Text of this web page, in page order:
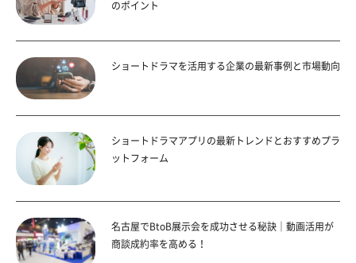
のポイント
ショートドラマを活用する企業の最新事例と市場動向
ショートドラマアプリの最新トレンドとおすすめプラ
ットフォーム
名古屋でBtoB展示会を成功させる秘訣｜動画活用が
商談成約率を高める！